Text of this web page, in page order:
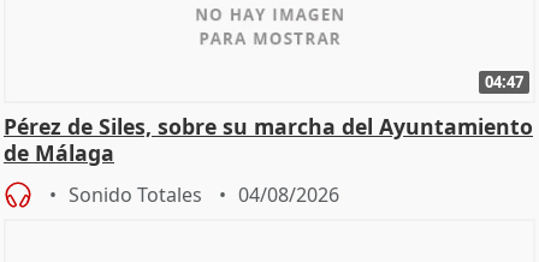
04:47
Pérez de Siles, sobre su marcha del Ayuntamiento
de Málaga
Sonido Totales 04/08/2026